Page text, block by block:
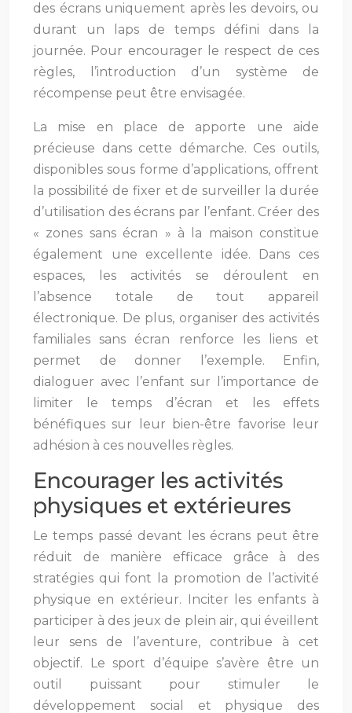
des écrans uniquement après les devoirs, ou
durant un laps de temps défini dans la
journée. Pour encourager le respect de ces
règles, l’introduction d’un système de
récompense peut être envisagée.
La mise en place de apporte une aide
précieuse dans cette démarche. Ces outils,
disponibles sous forme d’applications, offrent
la possibilité de fixer et de surveiller la durée
d’utilisation des écrans par l’enfant. Créer des
« zones sans écran » à la maison constitue
également une excellente idée. Dans ces
espaces, les activités se déroulent en
l’absence totale de tout appareil
électronique. De plus, organiser des activités
familiales sans écran renforce les liens et
permet de donner l’exemple. Enfin,
dialoguer avec l’enfant sur l’importance de
limiter le temps d’écran et les effets
bénéfiques sur leur bien-être favorise leur
adhésion à ces nouvelles règles.
Encourager les activités
physiques et extérieures
Le temps passé devant les écrans peut être
réduit de manière efficace grâce à des
stratégies qui font la promotion de l’activité
physique en extérieur. Inciter les enfants à
participer à des jeux de plein air, qui éveillent
leur sens de l’aventure, contribue à cet
objectif. Le sport d’équipe s’avère être un
outil puissant pour stimuler le
développement social et physique des